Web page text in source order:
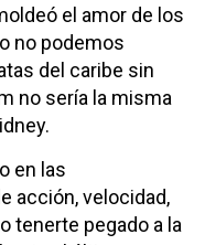
el amor de los
no podemos
del caribe sin
no sería la misma
en las
acción, velocidad,
tenerte pegado a la